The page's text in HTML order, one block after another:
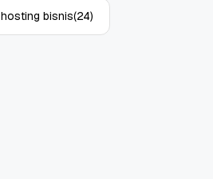
hosting bisnis(24)